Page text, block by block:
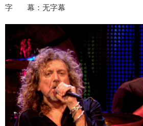
字 幕：无字幕